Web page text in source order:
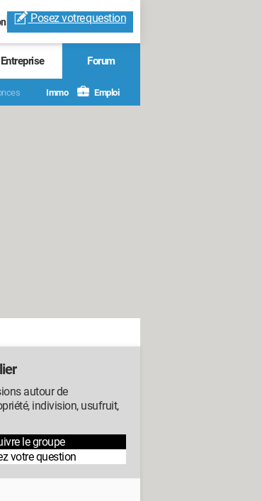
Posez votrequestion
Entreprise Forum
Immo Emploi
autour de
indivision, usufruit,
le groupe
votre question